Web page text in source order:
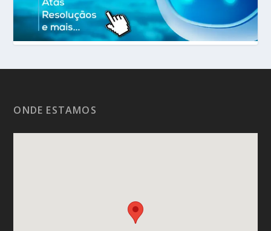
ONDE ESTAMOS